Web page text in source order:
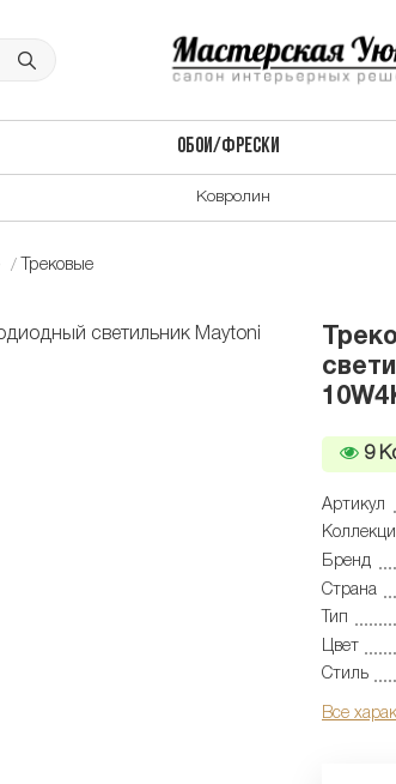
ОБОИ/ФРЕСКИ
Ковролин
Трековые
9
Артикул
Бренд
Страна
Тип
Цвет
Стиль
Все